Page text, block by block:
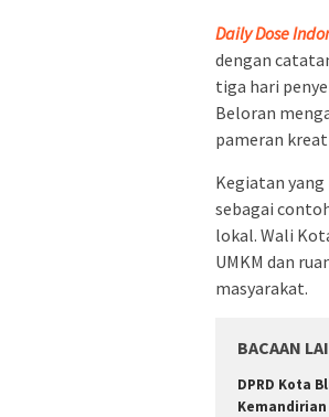
Daily Dose
dengan
tiga hari
Beloran
pameran
Kegiatan
sebagai
lokal. Wali
UMKM dan
masyarakat.
BACAAN
DPRD Kota